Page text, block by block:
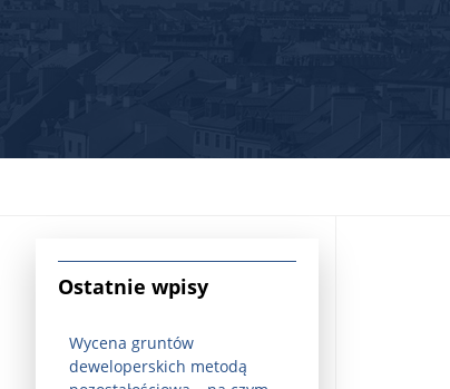
Ostatnie wpisy
Wycena gruntów
deweloperskich metodą